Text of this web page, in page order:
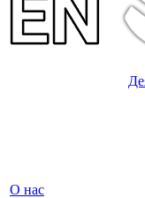
О нас